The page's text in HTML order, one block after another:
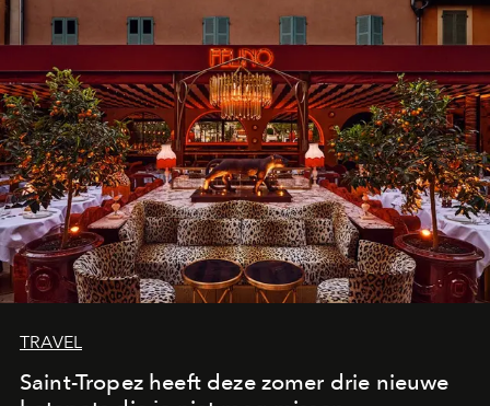
TRAVEL
Saint-Tropez heeft deze zomer drie nieuwe